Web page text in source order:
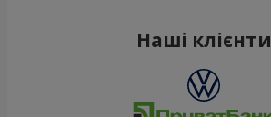
Наші клієнти